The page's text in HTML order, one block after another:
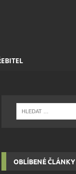
OBLÍBENÉ ČLÁNKY